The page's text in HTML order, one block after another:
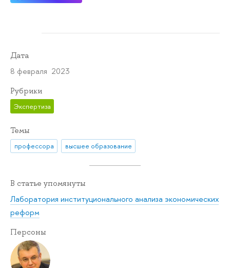
Дата
8 февраля 2023
Рубрики
Экспертиза
Темы
профессора высшее образование
В статье упомянуты
Лаборатория институционального анализа экономических
реформ
Персоны